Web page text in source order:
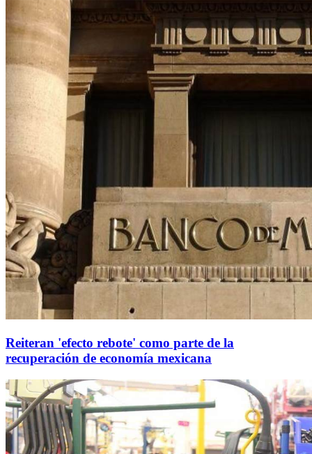
Reiteran 'efecto rebote' como parte de la
recuperación de economía mexicana